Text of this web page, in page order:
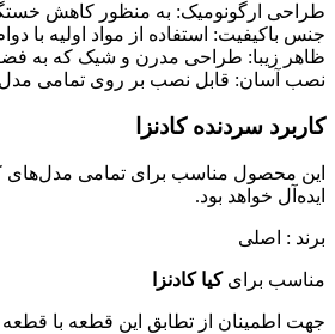
طراحی ارگونومیک: به منظور کاهش
جنس باکیفیت: استفاده از مواد اولیه
ظاهر زیبا: طراحی مدرن و شیک که به
نصب آسان: قابل نصب بر روی تمامی
کاربرد سردنده کادنزا
این محصول مناسب برای تمامی مدل‌های
ایده‌آل خواهد بود.
برند : اصلی
مناسب برای کیا کادنزا
جهت اطمینان از تطابق این قطعه با